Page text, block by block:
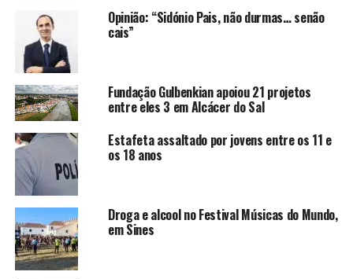
Opinião: “Sidónio Pais, não durmas… senão
cais”
Fundação Gulbenkian apoiou 21 projetos
entre eles 3 em Alcácer do Sal
Estafeta assaltado por jovens entre os 11 e
os 18 anos
Droga e alcool no Festival Músicas do Mundo,
em Sines